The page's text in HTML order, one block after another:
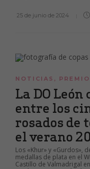
25 de junio de 2024
NOTICIAS ,
La DO León
entre los
rosados de
el verano
Los «Khur» y «Gurdos»,
medallas de plata en el
Castillo de Valmadrigal